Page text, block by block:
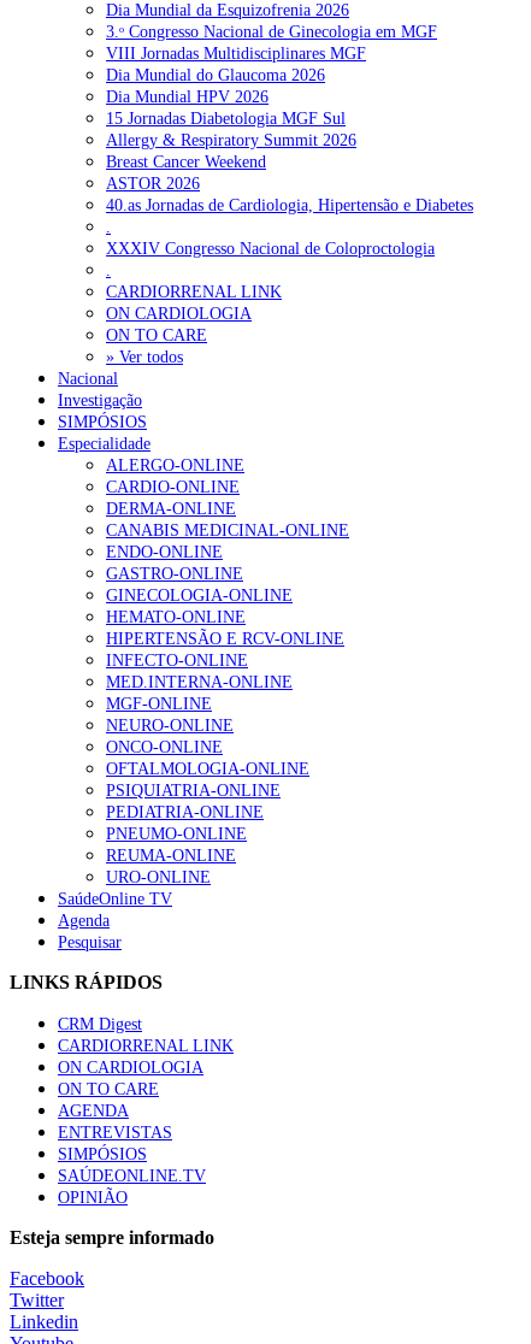
RECENTES
Quase 11.900 jovens recorreram aos cheques psicólogo e
ULS de Coimbra estreia cirurgia endoscópica do ouvido com
Enfermeiros exigem esclarecimentos sobre eventual gestão
Ordem dos Médicos alerta para riscos no novo sistema de acesso
Portugal está a formar os médicos de que precisa?
MAIS LIDAS
Enfermagem Forense. “Da urgência ao tribunal, cada
203 visualizações
1.º Episódio do Podcast “Frequência Cardio – Sintoniza-
169 visualizações
Alguns milhares de utentes podem ficar sem médico de
132 visualizações
“Os programas de rastreio do cancro do pulmão são
93 visualizações
Quase quatro em cada dez doentes com enfarte
Trodelvy aprovado para primeira linha no cancro da
61 visualizações
MAIS NOTÍCIAS
Dia Mundial da Esquizofrenia 2026
3.ᵒ Congresso Nacional de Ginecologia em MGF
VIII Jornadas Multidisciplinares MGF
Dia Mundial do Glaucoma 2026
Dia Mundial HPV 2026
15 Jornadas Diabetologia MGF Sul
Allergy & Respiratory Summit 2026
Breast Cancer Weekend
ASTOR 2026
40.as Jornadas de Cardiologia, Hipertensão e Diabetes
.
XXXIV Congresso Nacional de Coloproctologia
.
CARDIORRENAL LINK
ON CARDIOLOGIA
ON TO CARE
» Ver todos
Nacional
Investigação
SIMPÓSIOS
Especialidade
ALERGO-ONLINE
CARDIO-ONLINE
DERMA-ONLINE
CANABIS MEDICINAL-ONLINE
ENDO-ONLINE
GASTRO-ONLINE
GINECOLOGIA-ONLINE
HEMATO-ONLINE
HIPERTENSÃO E RCV-ONLINE
INFECTO-ONLINE
MED.INTERNA-ONLINE
MGF-ONLINE
NEURO-ONLINE
ONCO-ONLINE
OFTALMOLOGIA-ONLINE
PSIQUIATRIA-ONLINE
PEDIATRIA-ONLINE
PNEUMO-ONLINE
REUMA-ONLINE
URO-ONLINE
SaúdeOnline TV
Agenda
Pesquisar
LINKS RÁPIDOS
CRM Digest
CARDIORRENAL LINK
ON CARDIOLOGIA
ON TO CARE
AGENDA
ENTREVISTAS
SIMPÓSIOS
SAÚDEONLINE.TV
OPINIÃO
Esteja sempre informado
Facebook
Twitter
Linkedin